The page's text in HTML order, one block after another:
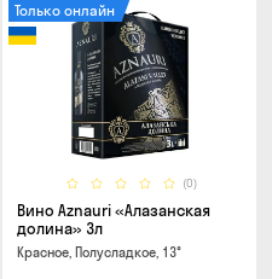
(0)
Только онлайн
Вино Aznauri «Алазанская
долина» 3л
Красное, Полусладкое, 13°